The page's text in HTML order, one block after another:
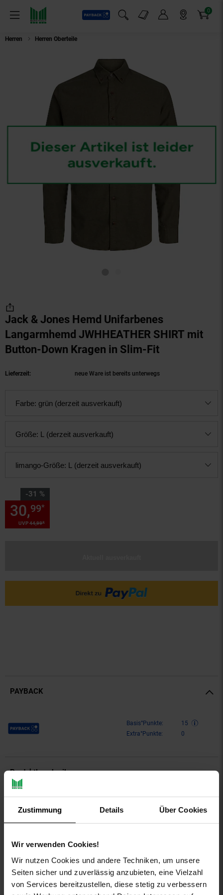
Zustimmung Details Über Cookies
Wir verwenden Cookies!
Wir nutzen Cookies und andere Techniken, um unsere
Seiten sicher und zuverlässig anzubieten, eine Vielzahl
von Services bereitzustellen, diese stetig zu verbessern
Menü
Payback
Suchfeld einblenden
Markt-Angebote 0
Artikel
Herren Herren Oberteile
Jack & Jones Hemd Unifarbenes
Langarmhemd JWHHEATHER SHIRT mit
Button-Down Kragen in Slim-Fit
Lieferzeit: neue Ware ist bereits unterwegs
Farbe: grün (derzeit ausverkauft)
Größe: L (derzeit ausverkauft)
limango-Größe: L (derzeit ausverkauft)
-31 %
Sie Sparen 31 Prozent,
UVP44,99*
30,99*
PAYBACK
Payback Punkte Basis°Punkte:
15
Extra°Punkte:
0
Produktbeschreibung
Unifarbenes Casual Hemd mit klassischem Kragen,
Knopfleiste und Sportmanschetten aus reiner Baumwolle in
schmaler Passform.
aboutyou-titel: Hemd 'Heather'
ay-material: Obermaterial: 100% Baumwolle
ay-material-eigenschaften: Baumwolle
ay-material1: keine Angabe